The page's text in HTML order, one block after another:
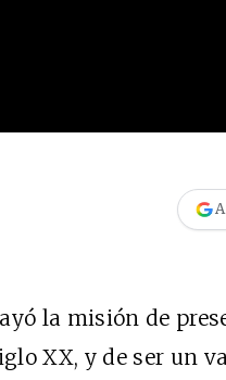
la misión de
XX, y de ser un